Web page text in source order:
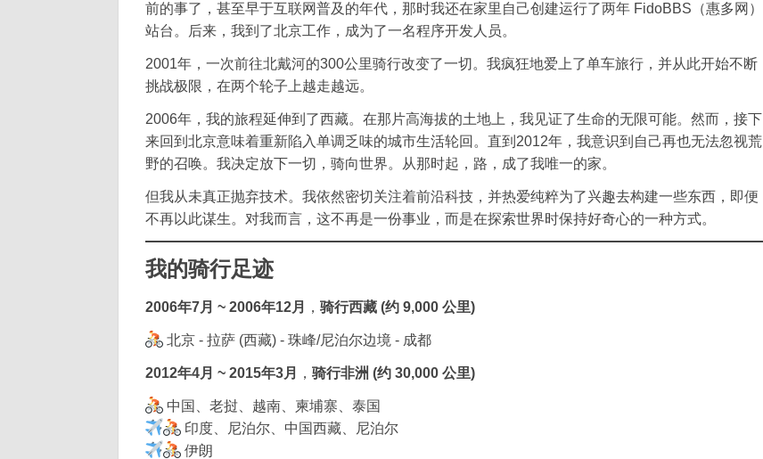
前的事了，甚至早于互联网普及的年代，那时我还在家里自己创建运行了两年 FidoBBS（惠多网）
站台。后来，我到了北京工作，成为了一名程序开发人员。
2001年，一次前往北戴河的300公里骑行改变了一切。我疯狂地爱上了单车旅行，并从此开始不断
挑战极限，在两个轮子上越走越远。
2006年，我的旅程延伸到了西藏。在那片高海拔的土地上，我见证了生命的无限可能。然而，接下
来回到北京意味着重新陷入单调乏味的城市生活轮回。直到2012年，我意识到自己再也无法忽视荒
野的召唤。我决定放下一切，骑向世界。从那时起，路，成了我唯一的家。
但我从未真正抛弃技术。我依然密切关注着前沿科技，并热爱纯粹为了兴趣去构建一些东西，即便
不再以此谋生。对我而言，这不再是一份事业，而是在探索世界时保持好奇心的一种方式。
我的骑行足迹
2006年7月 ~ 2006年12月 ， 骑行西藏 (约 9,000 公里)
北京 - 拉萨 (西藏) - 珠峰/尼泊尔边境 - 成都
2012年4月 ~ 2015年3月 ， 骑行非洲 (约 30,000 公里)
中国、老挝、越南、柬埔寨、泰国
印度、尼泊尔、中国西藏、尼泊尔
伊朗